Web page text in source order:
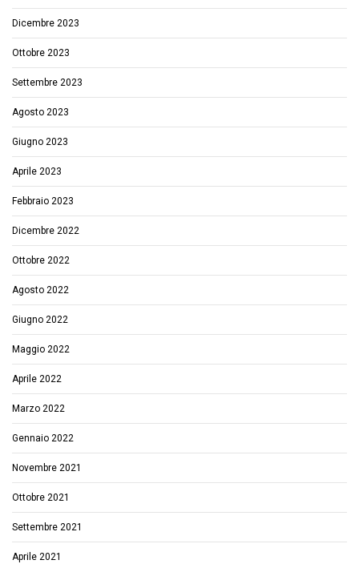
Dicembre 2023
Ottobre 2023
Settembre 2023
Agosto 2023
Giugno 2023
Aprile 2023
Febbraio 2023
Dicembre 2022
Ottobre 2022
Agosto 2022
Giugno 2022
Maggio 2022
Aprile 2022
Marzo 2022
Gennaio 2022
Novembre 2021
Ottobre 2021
Settembre 2021
Aprile 2021